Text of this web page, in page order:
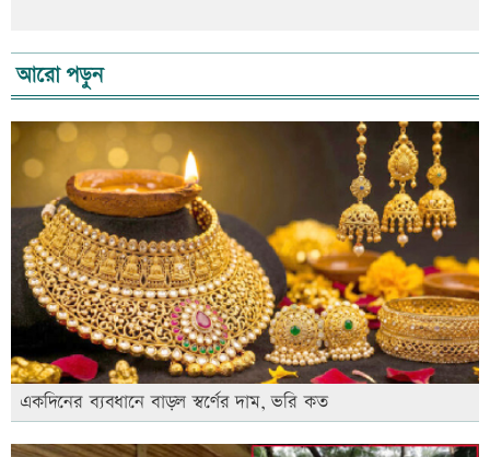
আরো পড়ুন
একদিনের ব্যবধানে বাড়ল স্বর্ণের দাম, ভরি কত